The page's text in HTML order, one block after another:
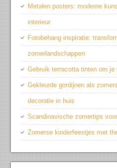
Metalen posters: moderne
interieur
Fotobehang inspiratie:
zomerlandschappen
Gebruik terracotta tinten om
Gekleurde gordijnen als
decoratie in huis
Scandinavische zomertips
Zomerse kinderfeestjes met